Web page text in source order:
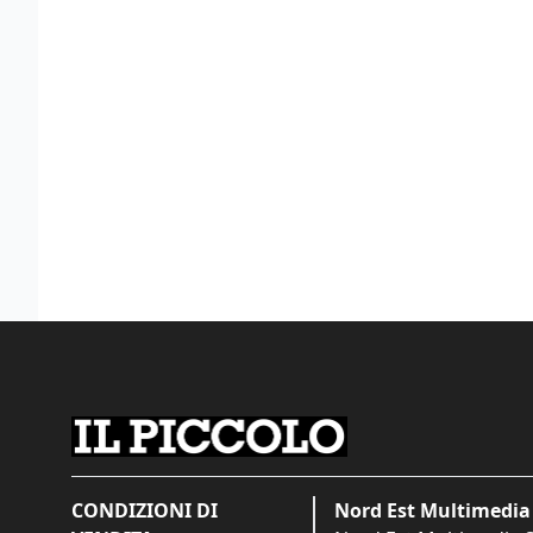
CONDIZIONI DI
Nord Est Multimedia